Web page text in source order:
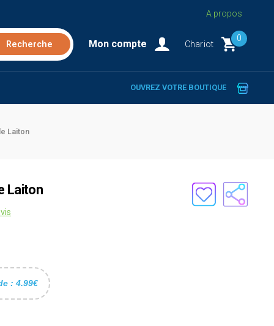
A propos
Mon compte Chariot
0
OUVREZ VOTRE BOUTIQUE
Laiton
Laiton
: 4.99€